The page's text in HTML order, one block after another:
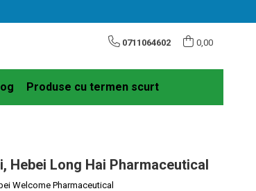
0711064602 0,00
Produse cu termen scurt
Hebei Long Hai Pharmaceutical
Welcome Pharmaceutical